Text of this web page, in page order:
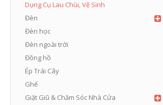
Dụng Cụ Lau Chùi, Vệ Sinh
Đèn
Đèn học
Đèn ngoài trời
Đồng hồ
Ép Trái Cây
Ghế
Giặt Giũ & Chăm Sóc Nhà Cửa